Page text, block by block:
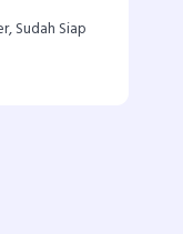
Sudah Siap